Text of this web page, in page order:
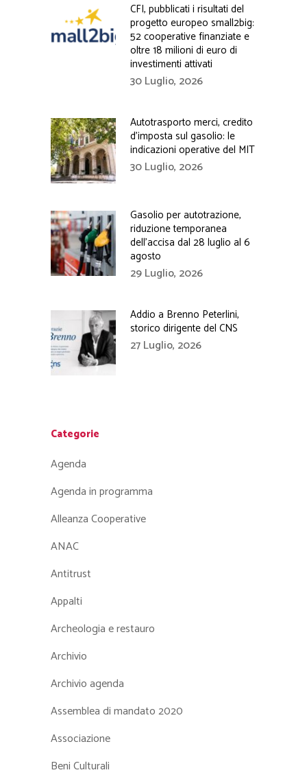
CFI, pubblicati i risultati del
progetto europeo small2big:
52 cooperative finanziate e
oltre 18 milioni di euro di
investimenti attivati
30 Luglio, 2026
Autotrasporto merci, credito
d’imposta sul gasolio: le
indicazioni operative del MIT
30 Luglio, 2026
Gasolio per autotrazione,
riduzione temporanea
dell’accisa dal 28 luglio al 6
agosto
29 Luglio, 2026
Addio a Brenno Peterlini,
storico dirigente del CNS
27 Luglio, 2026
Categorie
Agenda
Agenda in programma
Alleanza Cooperative
ANAC
Antitrust
Appalti
Archeologia e restauro
Archivio
Archivio agenda
Assemblea di mandato 2020
Associazione
Beni Culturali